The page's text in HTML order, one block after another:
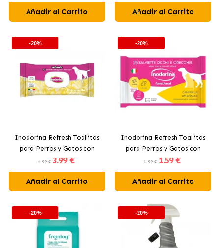
Añadir al Carrito Añadir al Carrito
-20%
Inodorina Refresh Toallitas
para Perros y Gatos con
Citronela
4.99 € 3.99 €
Añadir al Carrito
-20%
Inodorina Refresh Toallitas
para Perros y Gatos con
Camomilla
1.99 € 1.59 €
Añadir al Carrito
-20% -20%